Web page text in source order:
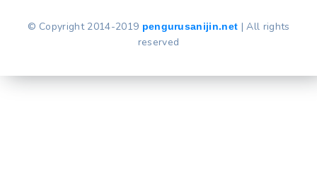
© Copyright 2014-2019 pengurusanijin.net | All rights
reserved